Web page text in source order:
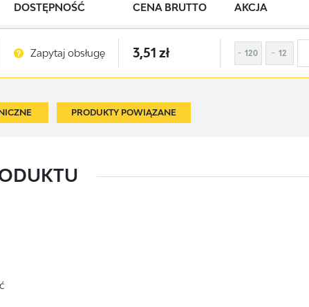
DOSTĘPNOŚĆ CENA BRUTTO AKCJA
Zapytaj obsługę 3,51 zł 120 12
PRODUKTY POWIĄZANE